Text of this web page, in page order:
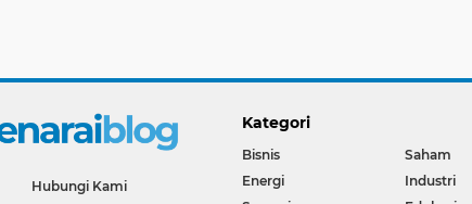
Hubungi Kami
Kategori
Bisnis Saham
Energi
Industri